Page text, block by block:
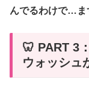
んでるわけで…ま
🦷 PART 3
ウォッシュ